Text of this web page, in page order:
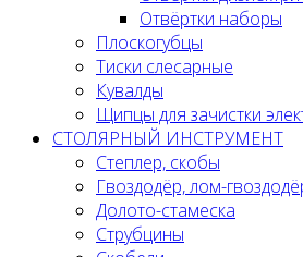
Отвёртки наборы
Плоскогубцы
Тиски слесарные
Кувалды
Щипцы для зачистки
СТОЛЯРНЫЙ ИНСТРУМЕНТ
Степлер, скобы
Гвоздодёр, лом-
Долото-стамеска
Струбцины